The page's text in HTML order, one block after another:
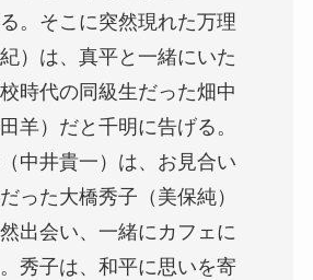
。そこに突然現れた万理
）は、真平と一緒にいた
時代の同級生だった畑中
羊）だと千明に告げる。
中井貴一）は、お見合い
った大橋秀子（美保純）
出会い、一緒にカフェに
秀子は、和平に思いを寄